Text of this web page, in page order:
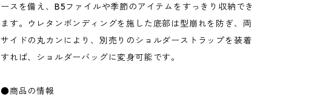
ースを備え、B5ファイルや季節のアイテムをすっきり収納でき
ます。ウレタンボンディングを施した底部は型崩れを防ぎ、両
サイドの丸カンにより、別売りのショルダーストラップを装着
すれば、ショルダーバッグに変身可能です。
●商品の情報